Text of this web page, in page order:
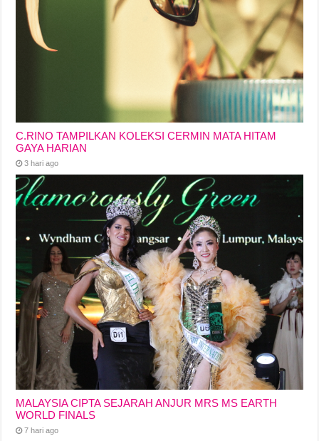
C.RINO TAMPILKAN KOLEKSI CERMIN MATA HITAM
GAYA HARIAN
3 hari ago
MALAYSIA CIPTA SEJARAH ANJUR MRS MS EARTH
WORLD FINALS
7 hari ago